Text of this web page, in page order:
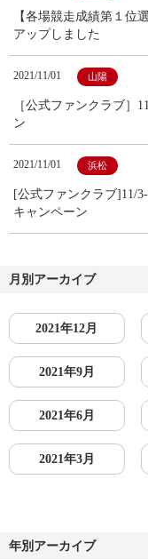
【各場競走成績第１位
アップしました
2021/11/01 山陽
［公式ファンクラブ］
ン
2021/11/01 浜松
[公式ファンクラブ]11/
キャンペーン
月別アーカイブ
2021年12月
2021年9月
2021年6月
2021年3月
年別アーカイブ